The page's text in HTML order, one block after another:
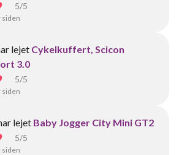
5/5
siden
lejet Cykelkuffert, Scicon
3.0
5/5
siden
lejet Baby Jogger City Mini GT2
5/5
siden